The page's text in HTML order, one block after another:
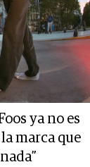
ya no es
marca que